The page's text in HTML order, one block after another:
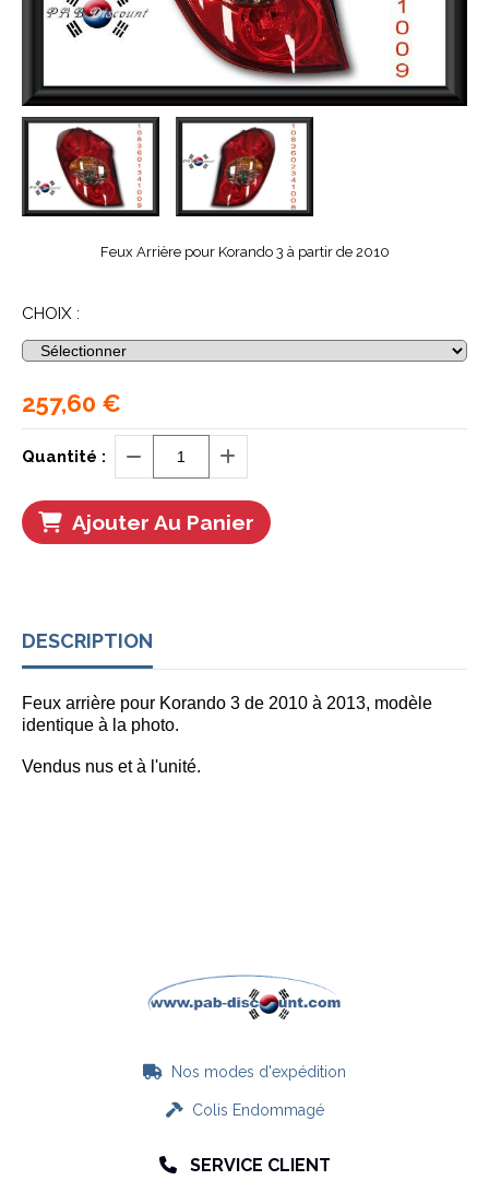
Feux Arrière pour Korando 3 à partir de 2010
CHOIX :
257,60 €
Quantité :
Ajouter Au Panier
DESCRIPTION
Feux arrière pour Korando 3 de 2010 à 2013, modèle
identique à la photo.
Vendus nus et à l'unité.
 Nos modes d'expédition
Colis Endommagé
 SERVICE CLIENT